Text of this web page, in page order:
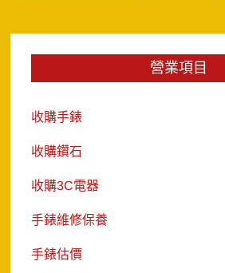
導
覽 營業項目
收購手錶
收購鑽石
收購3C電器
手錶維修保養
手錶估價